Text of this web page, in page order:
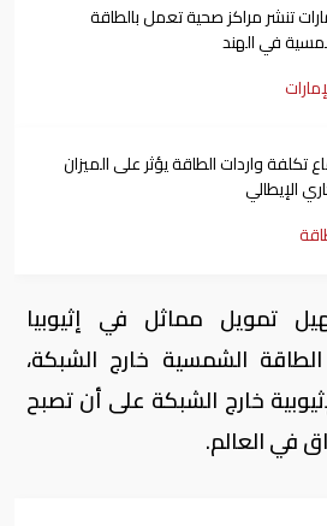
تنشر مراكز صحية تعمل بالطاقة
في الهند
تكلفة واردات الطاقة يؤثر على الميزان
الإيطالي
تمويل مماثل في إثيوبيا
الشمسية خارج الشبكة،
خارج الشبكة على أن تصبح
في العالم.